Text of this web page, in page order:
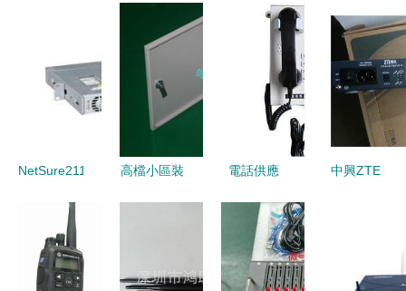
NetSure211
嵌入式通信
電源 穩定
可靠的核心
高檔小區裝
選購與安裝
電話供應
應BGH-6A
防爆擴音對
講電話 廠
中興ZTE
ONU設備